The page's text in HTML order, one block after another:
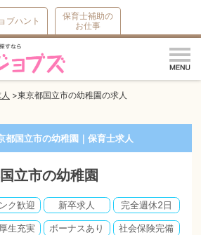
ブハント
保育士補助の
お仕事
東京都国立市の幼稚園の求人
都国立市の幼稚園｜保育士求人
立市の幼稚園
ク歓迎 新卒求人 完全週休2日
生充実 ボーナスあり 社会保険完備